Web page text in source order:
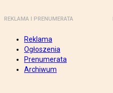
REKLAMA I PRENUMERATA
Reklama
Ogłoszenia
Prenumerata
Archiwum